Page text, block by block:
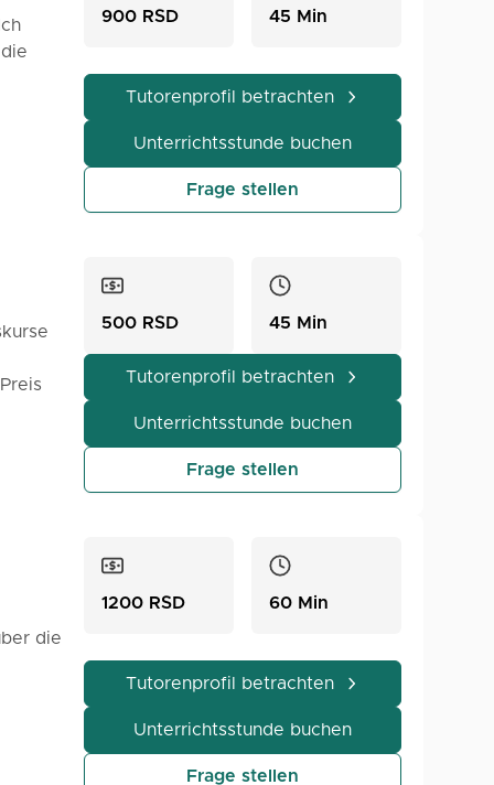
der
eine
900 RSD 45 Min
Tutorenprofil betrachten
Unterrichtsstunde buchen
Frage stellen
500 RSD 45 Min
Tutorenprofil betrachten
Unterrichtsstunde buchen
Frage stellen
die
In
1200 RSD 60 Min
Tutorenprofil betrachten
Unterrichtsstunde buchen
Frage stellen